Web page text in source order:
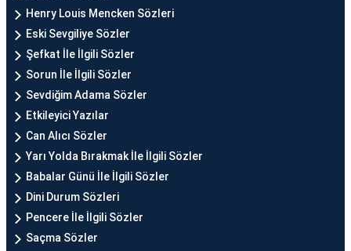
Henry Louis Mencken Sözleri
Eski Sevgiliye Sözler
Şefkat İle İlgili Sözler
Sorun İle İlgili Sözler
Sevdiğim Adama Sözler
Etkileyici Yazılar
Can Alıcı Sözler
Yarı Yolda Bırakmak İle İlgili Sözler
Babalar Günü İle İlgili Sözler
Dini Durum Sözleri
Pencere İle İlgili Sözler
Saçma Sözler